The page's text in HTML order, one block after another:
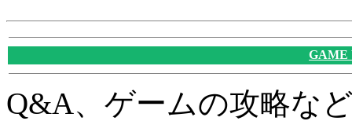
GAME
Q&A、ゲームの攻略な